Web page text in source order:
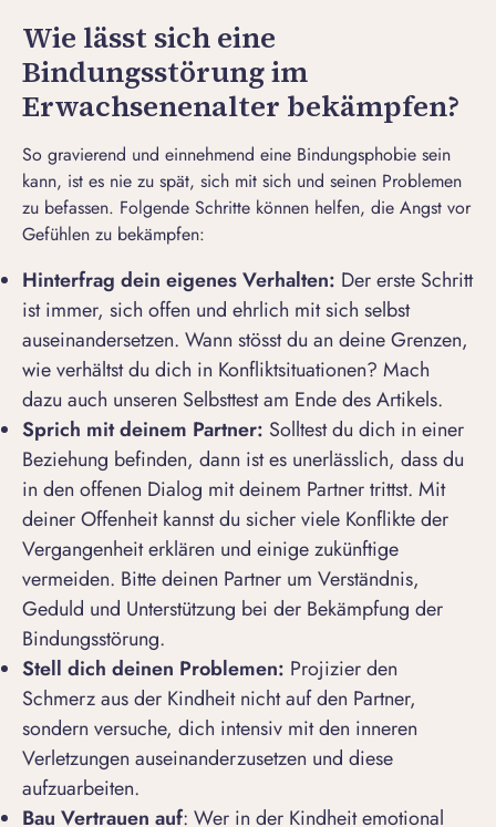
Wie lässt sich eine
Bindungsstörung im
Erwachsenenalter bekämpfen?
So gravierend und einnehmend eine Bindungsphobie sein
kann, ist es nie zu spät, sich mit sich und seinen Problemen
zu befassen. Folgende Schritte können helfen, die Angst vor
Gefühlen zu bekämpfen:
Hinterfrag dein eigenes Verhalten: Der erste Schritt
ist immer, sich offen und ehrlich mit sich selbst
auseinandersetzen. Wann stösst du an deine Grenzen,
wie verhältst du dich in Konfliktsituationen? Mach
dazu auch unseren Selbsttest am Ende des Artikels.
Sprich mit deinem Partner: Solltest du dich in einer
Beziehung befinden, dann ist es unerlässlich, dass du
in den offenen Dialog mit deinem Partner trittst. Mit
deiner Offenheit kannst du sicher viele Konflikte der
Vergangenheit erklären und einige zukünftige
vermeiden. Bitte deinen Partner um Verständnis,
Geduld und Unterstützung bei der Bekämpfung der
Bindungsstörung.
Stell dich deinen Problemen: Projizier den
Schmerz aus der Kindheit nicht auf den Partner,
sondern versuche, dich intensiv mit den inneren
Verletzungen auseinanderzusetzen und diese
aufzuarbeiten.
Bau Vertrauen auf: Wer in der Kindheit emotional